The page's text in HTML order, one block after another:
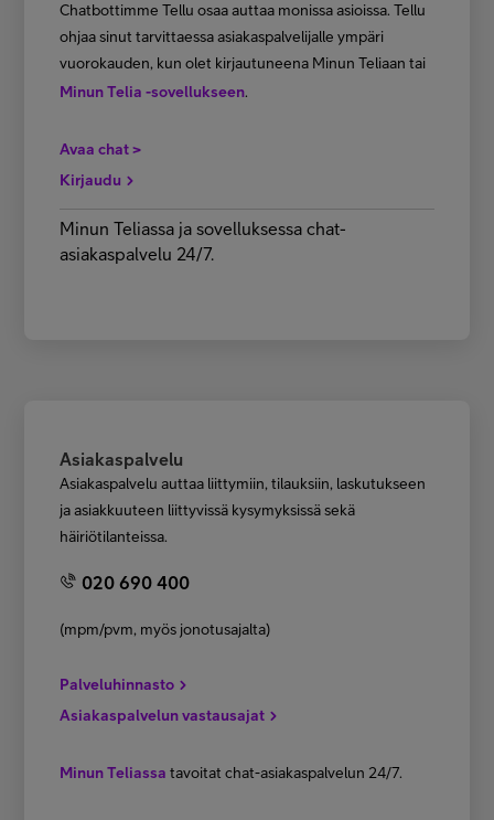
Chatbottimme Tellu osaa auttaa monissa asioissa. Tellu
ohjaa sinut tarvittaessa asiakaspalvelijalle ympäri
vuorokauden, kun olet kirjautuneena Minun Teliaan tai
Minun Telia -sovellukseen.
Avaa chat >
Kirjaudu
Minun Teliassa ja sovelluksessa chat-
asiakaspalvelu 24/7.
Asiakaspalvelu
Asiakaspalvelu auttaa liittymiin, tilauksiin, laskutukseen
ja asiakkuuteen liittyvissä kysymyksissä sekä
häiriötilanteissa.
020 690 400
(mpm/pvm, myös jonotusajalta)
Palveluhinnasto
Asiakaspalvelun vastausajat
Minun Teliassatavoitat chat-asiakaspalvelun 24/7.